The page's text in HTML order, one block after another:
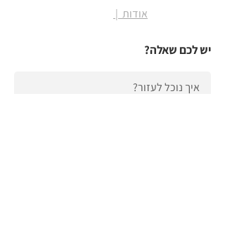
| אודות
יש לכם שאלה?